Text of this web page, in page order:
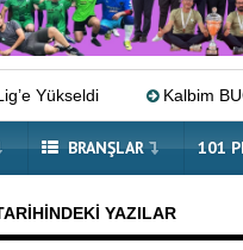
Kalbim BUGES’te
BRANŞLAR 101
YAZILAR